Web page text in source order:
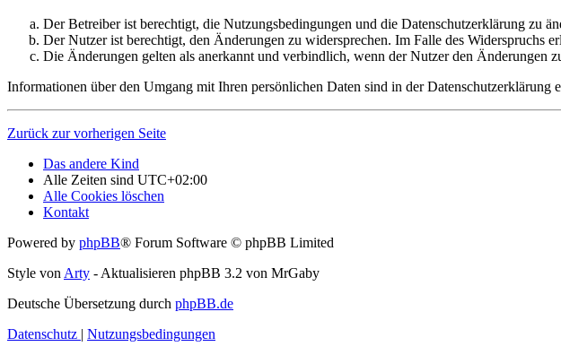
Der Betreiber ist berechtigt, die Nutzungsbedingungen und die Datenschutzerklärung zu
Der Nutzer ist berechtigt, den Änderungen zu widersprechen. Im Falle des Widerspruchs
Die Änderungen gelten als anerkannt und verbindlich, wenn der Nutzer den Änderungen
Informationen über den Umgang mit Ihren persönlichen Daten sind in der Datenschutzerklärung
Zurück zur vorherigen Seite
Das andere Kind
Alle Zeiten sind UTC+02:00
Alle Cookies löschen
Kontakt
Powered by phpBB® Forum Software © phpBB Limited
Style von Arty - Aktualisieren phpBB 3.2 von MrGaby
Deutsche Übersetzung durch phpBB.de
Datenschutz | Nutzungsbedingungen